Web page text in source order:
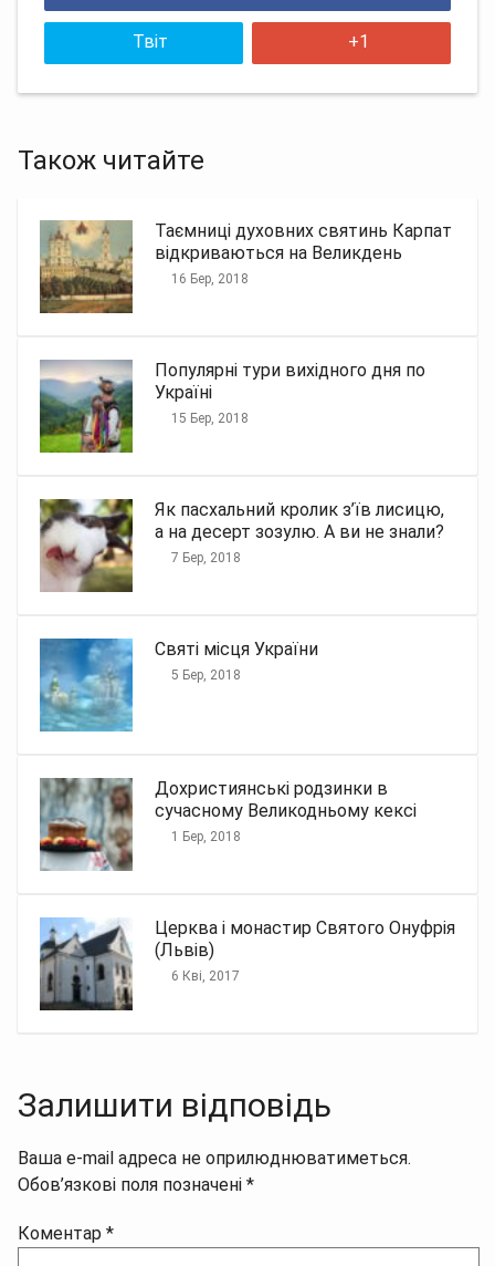
Твіт +1
Також читайте
Таємниці духовних святинь Карпат
відкриваються на Великдень
16 Бер, 2018
Популярні тури вихідного дня по
Україні
15 Бер, 2018
Як пасхальний кролик з’їв лисицю,
а на десерт зозулю. А ви не знали?
7 Бер, 2018
Святі місця України
5 Бер, 2018
Дохристиянські родзинки в
сучасному Великодньому кексі
1 Бер, 2018
Церква і монастир Святого Онуфрія
(Львів)
6 Кві, 2017
Залишити відповідь
Ваша e-mail адреса не оприлюднюватиметься.
Обов’язкові поля позначені *
Коментар *